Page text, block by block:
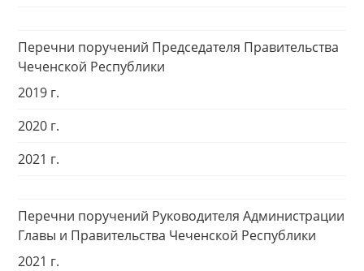
Перечни поручений Председателя Правительства
Чеченской Республики
2019 г.
2020 г.
2021 г.
Перечни поручений Руководителя Администрации
Главы и Правительства Чеченской Республики
2021 г.